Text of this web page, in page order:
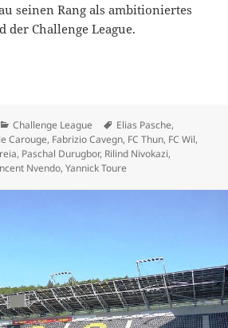
seinen Rang als ambitioniertes
der Challenge League.
führt das günstigste Team, FC Thun
Kategorien
Challenge League Schlagwörter
Elias Pasche,
Carouge, Fabrizio Cavegn, FC Thun, FC Wil,
, Paschal Durugbor, Rilind Nivokazi,
Nvendo,Yannick Toure